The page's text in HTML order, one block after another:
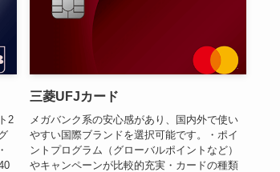
2
三菱UFJカード
メガバンク系の安心感があり、国内外で使い
やすい国際ブランドを選択可能です。・ポイ
ントプログラム（グローバルポイントなど）
やキャンペーンが比較的充実・カードの種類